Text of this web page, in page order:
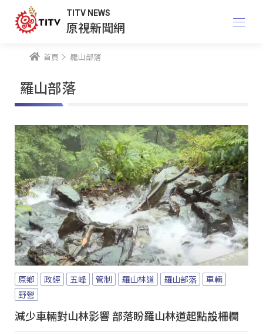
TITV NEWS
原視新聞網
首頁 羅山部落
羅山部落
原鄉 政經 五峰 管制 羅山林道 羅山部落
車輛
野營
減少車輛對山林影響 部落盼羅山林道起點設柵欄